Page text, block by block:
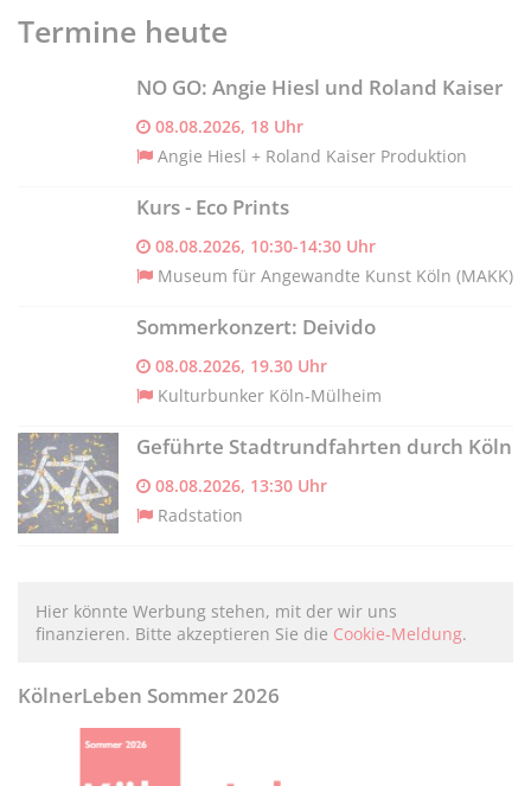
Termine heute
NO GO: Angie Hiesl und Roland Kaiser
08.08.2026, 18 Uhr
Angie Hiesl + Roland Kaiser Produktion
Kurs - Eco Prints
08.08.2026, 10:30-14:30 Uhr
Museum für Angewandte Kunst Köln (MAKK)
Sommerkonzert: Deivido
08.08.2026, 19.30 Uhr
Kulturbunker Köln-Mülheim
Geführte Stadtrundfahrten durch Köln
08.08.2026, 13:30 Uhr
Radstation
Hier könnte Werbung stehen, mit der wir uns
finanzieren. Bitte akzeptieren Sie die Cookie-Meldung.
KölnerLeben Sommer 2026